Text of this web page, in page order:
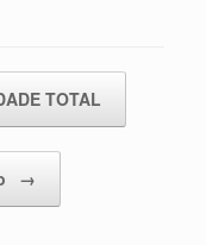
TOTAL
→